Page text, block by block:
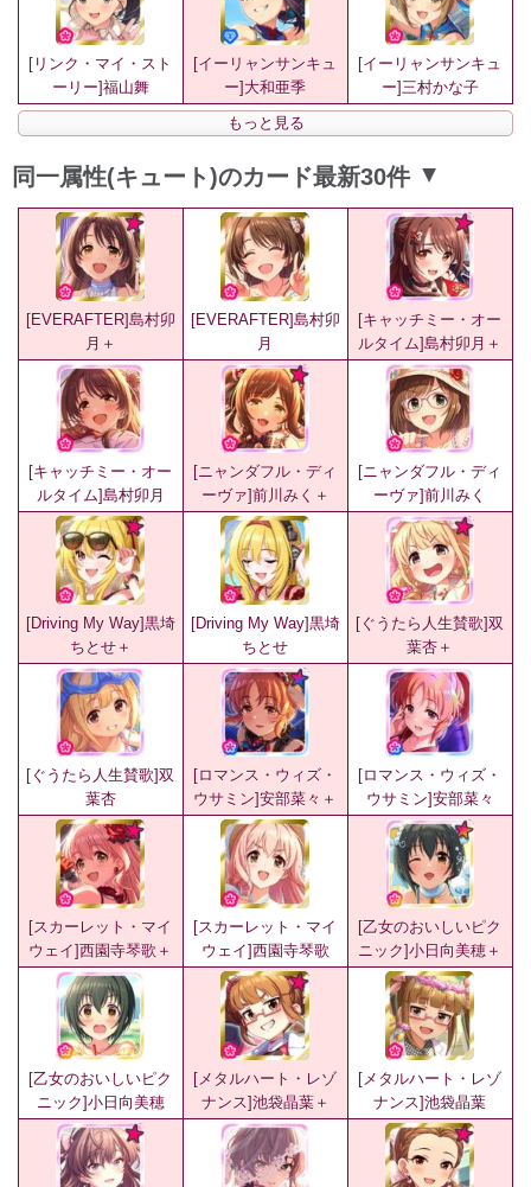
[リンク・マイ・スト
ーリー]福山舞
[イーリャンサンキュ
ー]大和亜季
[イーリャンサンキュ
ー]三村かな子
もっと見る
同一属性(キュート)のカード最新30件 ▲
[EVERAFTER]島村卯
月＋
[EVERAFTER]島村卯
月
[キャッチミー・オー
ルタイム]島村卯月＋
[キャッチミー・オー
ルタイム]島村卯月
[ニャンダフル・ディ
ーヴァ]前川みく＋
[ニャンダフル・ディ
ーヴァ]前川みく
[Driving My Way]黒埼
ちとせ＋
[Driving My Way]黒埼
ちとせ
[ぐうたら人生賛歌]双
葉杏＋
[ぐうたら人生賛歌]双
葉杏
[ロマンス・ウィズ・
ウサミン]安部菜々＋
[ロマンス・ウィズ・
ウサミン]安部菜々
[スカーレット・マイ
ウェイ]西園寺琴歌＋
[スカーレット・マイ
ウェイ]西園寺琴歌
[乙女のおいしいピク
ニック]小日向美穂＋
[乙女のおいしいピク
ニック]小日向美穂
[メタルハート・レゾ
ナンス]池袋晶葉＋
[メタルハート・レゾ
ナンス]池袋晶葉